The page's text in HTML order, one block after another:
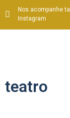
Nos acompanhe
Instagram
teatro